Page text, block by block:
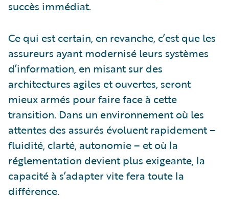
succès immédiat.
Ce qui est certain, en revanche, c’est que les
assureurs ayant modernisé leurs systèmes
d’information, en misant sur des
architectures agiles et ouvertes, seront
mieux armés pour faire face à cette
transition. Dans un environnement où les
attentes des assurés évoluent rapidement –
fluidité, clarté, autonomie – et où la
réglementation devient plus exigeante, la
capacité à s’adapter vite fera toute la
différence.